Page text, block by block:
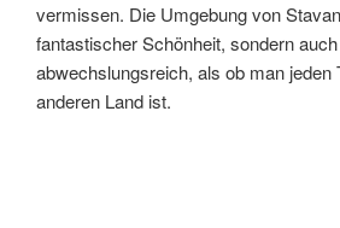
vermissen. Die Umgebung von
fantastischer Schönheit, sondern
abwechslungsreich, als ob man jeden
anderen Land ist.